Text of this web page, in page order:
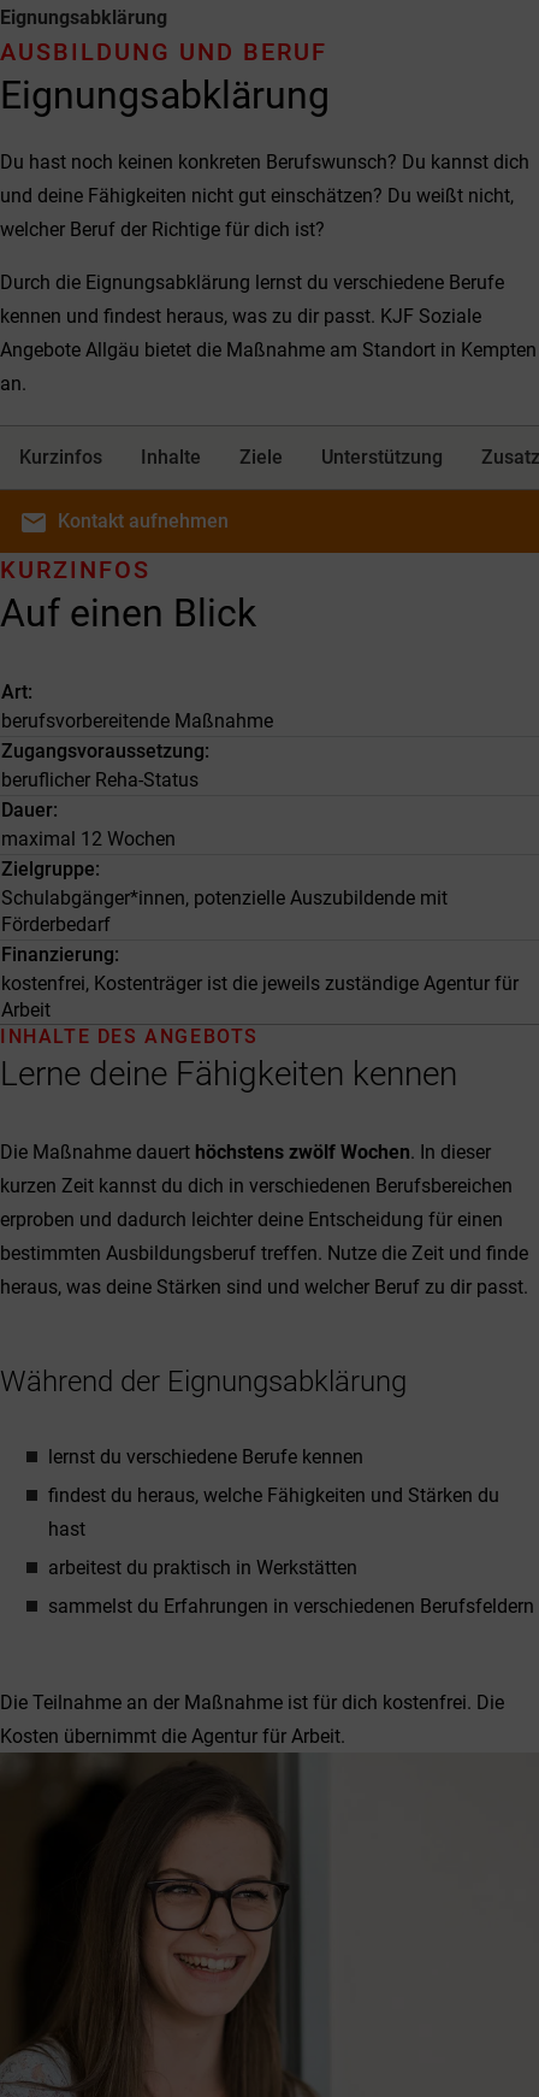
Eignungsabklärung
Eignungsabklärung
AUSBILDUNG UND BERUF
Du hast noch keinen konkreten Berufswunsch? Du kannst dich
und deine Fähigkeiten nicht gut einschätzen? Du weißt nicht,
welcher Beruf der Richtige für dich ist?
Durch die Eignungsabklärung lernst du verschiedene Berufe
kennen und findest heraus, was zu dir passt. KJF Soziale
Angebote Allgäu bietet die Maßnahme am Standort in Kempten
an.
Kurzinfos Inhalte Ziele Unterstützung
email Kontakt aufnehmen
Auf einen Blick
KURZINFOS
Art
berufsvorbereitende Maßnahme
Zugangsvoraussetzung
beruflicher Reha-Status
Dauer
maximal 12 Wochen
Zielgruppe
Schulabgänger*innen, potenzielle Auszubildende mit
Förderbedarf
Finanzierung
kostenfrei, Kostenträger ist die jeweils zuständige Agentur für
Arbeit
Lerne deine Fähigkeiten kennen
INHALTE DES ANGEBOTS
Die Maßnahme dauert höchstens zwölf Wochen. In dieser
kurzen Zeit kannst du dich in verschiedenen Berufsbereichen
erproben und dadurch leichter deine Entscheidung für einen
bestimmten Ausbildungsberuf treffen. Nutze die Zeit und finde
heraus, was deine Stärken sind und welcher Beruf zu dir passt.
Während der Eignungsabklärung
lernst du verschiedene Berufe kennen
findest du heraus, welche Fähigkeiten und Stärken du
hast
arbeitest du praktisch in Werkstätten
sammelst du Erfahrungen in verschiedenen Berufsfeldern
Die Teilnahme an der Maßnahme ist für dich kostenfrei. Die
Kosten übernimmt die Agentur für Arbeit.